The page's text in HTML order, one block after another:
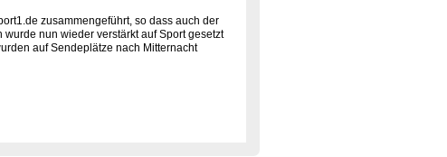
zusammengeführt, so dass auch der
nun wieder verstärkt auf Sport gesetzt
auf Sendeplätze nach Mitternacht